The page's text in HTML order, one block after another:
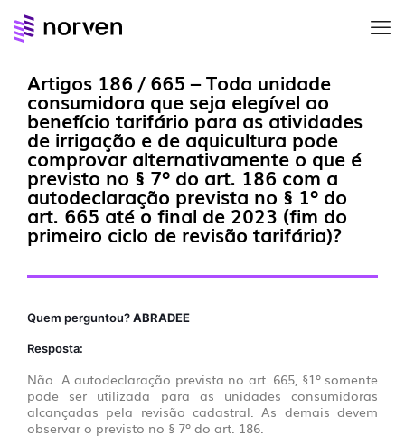
Artigos 186 / 665 – Toda unidade
consumidora que seja elegível ao
benefício tarifário para as atividades
de irrigação e de aquicultura pode
comprovar alternativamente o que é
previsto no § 7º do art. 186 com a
autodeclaração prevista no § 1º do
art. 665 até o final de 2023 (fim do
primeiro ciclo de revisão tarifária)?
Quem perguntou?ABRADEE
Resposta:
Não. A autodeclaração prevista no art. 665, §1º somente
pode ser utilizada para as unidades consumidoras
alcançadas pela revisão cadastral. As demais devem
observar o previsto no § 7º do art. 186.